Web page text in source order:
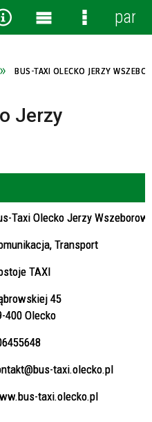
BUS-TAXI OLECKO JERZY
Jerzy
Taxi Olecko Jerzy
Transport
TAXI
45
400 Olecko
taxi.olecko.pl
taxi.olecko.pl
MenuMenu
panel